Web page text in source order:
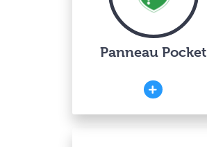
Panneau Pocket